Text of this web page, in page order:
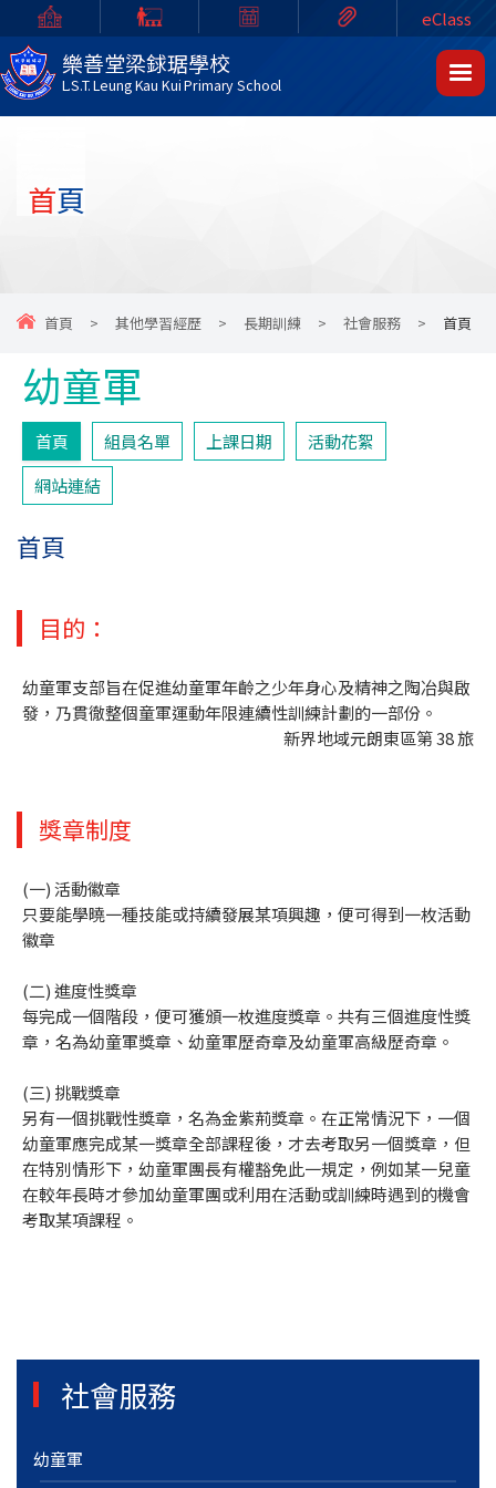
樂善堂梁銶琚學校
L.S.T. Leung Kau Kui Primary School
eClass
首頁
首頁 > 其他學習經歷 > 長期訓練 > 社會服務 > 首頁
幼童軍
首頁 組員名單 上課日期
活動花絮
網站連結
首頁
目的：
幼童軍支部旨在促進幼童軍年齡之少年身心及精神之陶冶與啟
發，乃貫徹整個童軍運動年限連續性訓練計劃的一部份。
新界地域元朗東區第 38 旅
獎章制度
(一) 活動徽章
只要能學曉一種技能或持續發展某項興趣，便可得到一枚活動
徽章
(二) 進度性獎章
每完成一個階段，便可獲頒一枚進度獎章。共有三個進度性獎
章，名為幼童軍獎章、幼童軍歷奇章及幼童軍高級歷奇章。
(三) 挑戰獎章
另有一個挑戰性獎章，名為金紫荊獎章。在正常情況下，一個
幼童軍應完成某一獎章全部課程後，才去考取另一個獎章，但
在特別情形下，幼童軍團長有權豁免此一規定，例如某一兒童
在較年長時才參加幼童軍團或利用在活動或訓練時遇到的機會
考取某項課程。
社會服務
幼童軍